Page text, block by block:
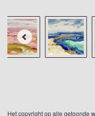
Het copyright op alle getoonde